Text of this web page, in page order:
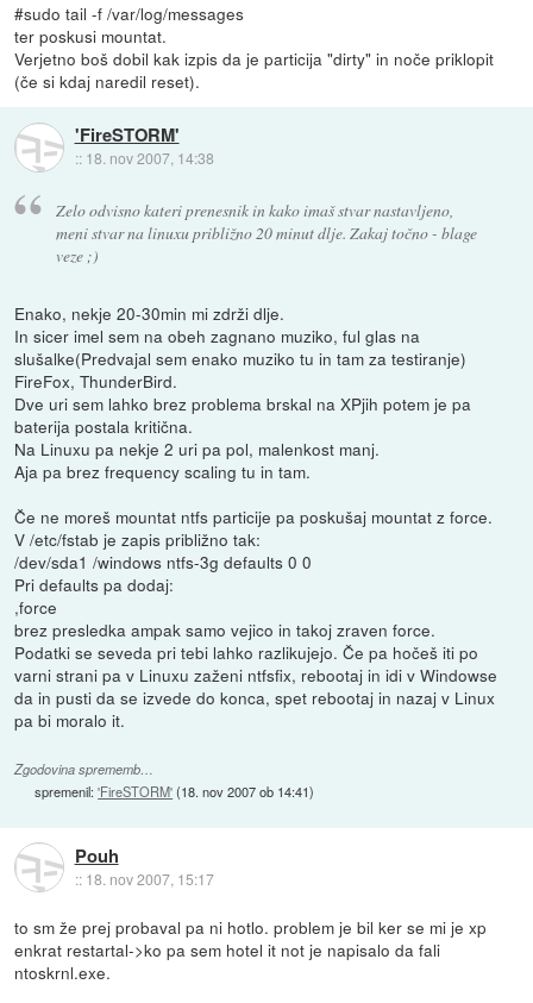
#sudo tail -f /var/log/messages
ter poskusi mountat.
Verjetno boš dobil kak izpis da je particija "dirty" in noče priklopit
(če si kdaj naredil reset).
'FireSTORM'
:: 18. nov 2007, 14:38
Zelo odvisno kateri prenesnik in kako imaš stvar nastavljeno,
meni stvar na linuxu približno 20 minut dlje. Zakaj točno - blage
veze ;)
Enako, nekje 20-30min mi zdrži dlje.
In sicer imel sem na obeh zagnano muziko, ful glas na
slušalke(Predvajal sem enako muziko tu in tam za testiranje)
FireFox, ThunderBird.
Dve uri sem lahko brez problema brskal na XPjih potem je pa
baterija postala kritična.
Na Linuxu pa nekje 2 uri pa pol, malenkost manj.
Aja pa brez frequency scaling tu in tam.
Če ne moreš mountat ntfs particije pa poskušaj mountat z force.
V /etc/fstab je zapis približno tak:
/dev/sda1 /windows ntfs-3g defaults 0 0
Pri defaults pa dodaj:
,force
brez presledka ampak samo vejico in takoj zraven force.
Podatki se seveda pri tebi lahko razlikujejo. Če pa hočeš iti po
varni strani pa v Linuxu zaženi ntfsfix, rebootaj in idi v Windowse
da in pusti da se izvede do konca, spet rebootaj in nazaj v Linux
pa bi moralo it.
Zgodovina sprememb…
spremenil:'FireSTORM'(18. nov 2007 ob 14:41)
Pouh
:: 18. nov 2007, 15:17
to sm že prej probaval pa ni hotlo. problem je bil ker se mi je xp
enkrat restartal->ko pa sem hotel it not je napisalo da fali
ntoskrnl.exe.